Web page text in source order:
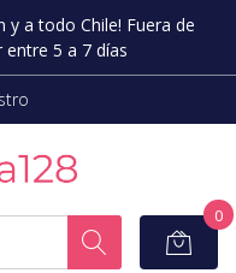
y a todo Chile! Fuera de
5 a 7 días
0